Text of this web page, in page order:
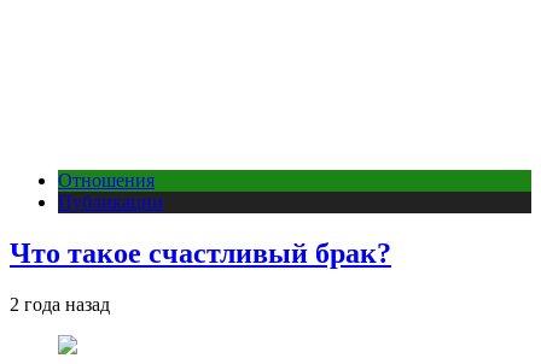
Отношения
Публикации
Что такое счастливый брак?
2 года назад